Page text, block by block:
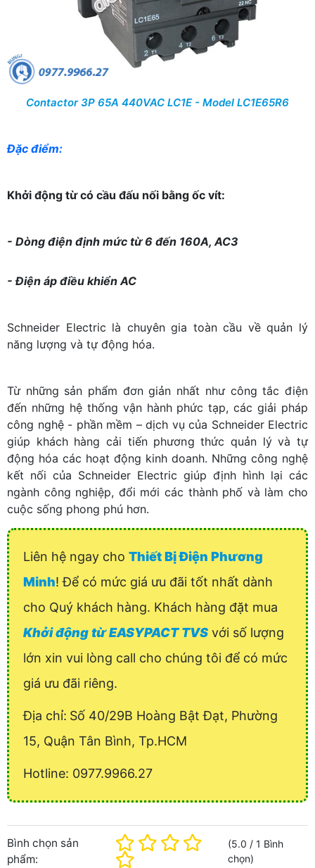
Contactor 3P 65A 440VAC LC1E - Model LC1E65R6
Đặc điểm:
Khởi động từ có cầu đấu nối bằng ốc vít:
- Dòng điện định mức từ 6 đến 160A, AC3
- Điện áp điều khiển AC
Schneider Electric là chuyên gia toàn cầu về quản lý
năng lượng và tự động hóa.
Từ những sản phẩm đơn giản nhất như công tắc điện
đến những hệ thống vận hành phức tạp, các giải pháp
công nghệ - phần mềm – dịch vụ của Schneider Electric
giúp khách hàng cải tiến phương thức quản lý và tự
động hóa các hoạt động kinh doanh. Những công nghệ
kết nối của Schneider Electric giúp định hình lại các
ngành công nghiệp, đổi mới các thành phố và làm cho
cuộc sống phong phú hơn.
Liên hệ ngay cho Thiết Bị Điện Phương
Minh! Để có mức giá ưu đãi tốt nhất dành
cho Quý khách hàng. Khách hàng đặt mua
Khởi động từ EASYPACT TVS với số lượng
lớn xin vui lòng call cho chúng tôi để có mức
giá ưu đãi riêng.
Địa chỉ: Số 40/29B Hoàng Bật Đạt, Phường
15, Quận Tân Bình, Tp.HCM
Hotline: 0977.9966.27
Bình chọn sản
phẩm:
(5.0 /1 Bình
chọn)